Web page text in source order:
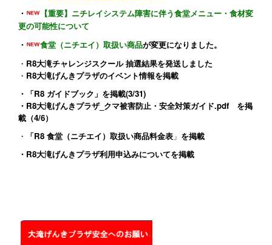
・
【重要】ニチレイシステム障害に伴う食堂メニュー・食材変
更の可能性について
・ 食堂（ニチエイ）取扱い商品が変更になりました。
・ R8大滝チャレンジスクール 抽選結果を発送しました
・ R8大滝げんきプラザのイベント情報を掲載
・ 「R8 ガイドブック」 を掲載(3/31)
・ R8大滝げんきプラザ_クマ被害防止・安全対策ガイド.pdfを掲
載（4/6）
・
「R8 食堂（ニチエイ）取扱い商品料金表 」 を掲載
・ R8大滝げんきプラザ利用申込みについてを掲載